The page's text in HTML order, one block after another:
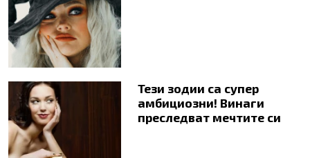
Тези зодии са супер
амбициозни! Винаги
преследват мечтите си